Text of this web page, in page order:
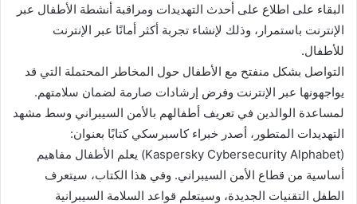
البقاء على اطلاع على أحدث التهديدات ومراقبة أنشطة الأطفال عبر
الإنترنت باستمرار، وذلك لإنشاء تجربة أكثر أمانًا عبر الإنترنت
للأطفال.
التواصل بشكل منفتح مع الأطفال حول المخاطر المحتملة التي قد
يواجهونها عبر الإنترنت وفرض إرشادات صارمة لضمان سلامتهم.
لمساعدة الوالدين في تعريف أطفالهم بالأمن السيبراني وسط مشهد
التهديدات المتطور، أصدر خبراء كاسبرسكي كتابًا بعنوان:
(Kaspersky Cybersecurity Alphabet) يعلم الأطفال مفاهيم
أساسية من قطاع الأمن السيبراني. وفي هذا الكتاب، سيتعرف
الطفل التقنيات الجديدة، وسيتعلم قواعد السلامة السيبرانية